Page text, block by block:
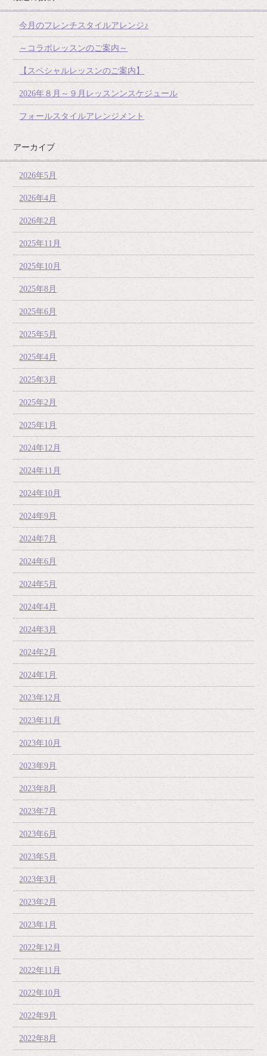
今月のフレンチスタイルアレンジ♪
～コラボレッスンのご案内～
【スペシャルレッスンのご案内】
2026年８月～９月レッスンンスケジュール
フォールスタイルアレンジメント
アーカイブ
2026年5月
2026年4月
2026年2月
2025年11月
2025年10月
2025年8月
2025年6月
2025年5月
2025年4月
2025年3月
2025年2月
2025年1月
2024年12月
2024年11月
2024年10月
2024年9月
2024年7月
2024年6月
2024年5月
2024年4月
2024年3月
2024年2月
2024年1月
2023年12月
2023年11月
2023年10月
2023年9月
2023年8月
2023年7月
2023年6月
2023年5月
2023年3月
2023年2月
2023年1月
2022年12月
2022年11月
2022年10月
2022年9月
2022年8月